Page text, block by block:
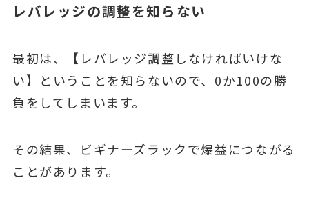
レバレッジの調整を知らない
最初は、【レバレッジ調整しなければいけな
い】ということを知らないので、0か100の勝
負をしてしまいます。
その結果、ビギナーズラックで爆益につながる
ことがあります。